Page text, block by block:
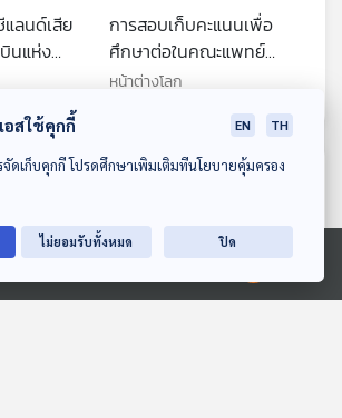
Application
แพร่ภาพสาธารณะแห่งประเทศไทย
ลนด์เสีย
นแห่ง
การสอบเก็บคะแนนเพื่อ
ศึกษาต่อในคณะแพทย์
กลายเป็นเรื่องอื้อฉาวไปทั้ง
หน้าต่างโลก
อสใช้คุกกี้ EN TH
จัดเก็บคุกกี้ โปรดศึกษาเพิ่มเติมที่นโยบายคุ้มครอง
ไม่ยอมรับทั้งหมด ปิด